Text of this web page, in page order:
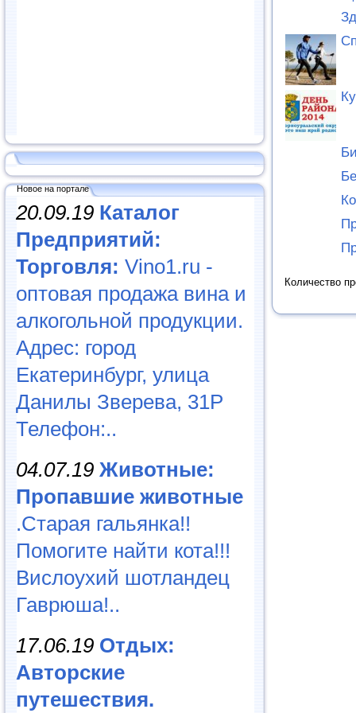
Новое на портале
20.09.19 Каталог
Предприятий:
Торговля: Vino1.ru -
оптовая продажа вина и
алкогольной продукции.
Адрес: город
Екатеринбург, улица
Данилы Зверева, 31Р
Телефон:..
04.07.19 Животные:
Пропавшие животные
.Старая гальянка!!
Помогите найти кота!!!
Вислоухий шотландец
Гаврюша!..
17.06.19 Отдых:
Авторские
путешествия.
Количество